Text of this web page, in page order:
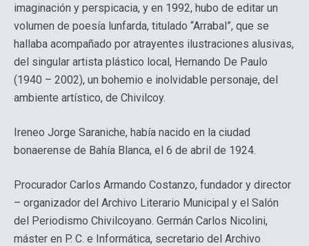
imaginación y perspicacia, y en 1992, hubo de editar un
volumen de poesía lunfarda, titulado “Arrabal”, que se
hallaba acompañado por atrayentes ilustraciones alusivas,
del singular artista plástico local, Hernando De Paulo
(1940 – 2002), un bohemio e inolvidable personaje, del
ambiente artístico, de Chivilcoy.
Ireneo Jorge Saraniche, había nacido en la ciudad
bonaerense de Bahía Blanca, el 6 de abril de 1924.
Procurador Carlos Armando Costanzo, fundador y director
– organizador del Archivo Literario Municipal y el Salón
del Periodismo Chivilcoyano. Germán Carlos Nicolini,
máster en P. C. e Informática, secretario del Archivo